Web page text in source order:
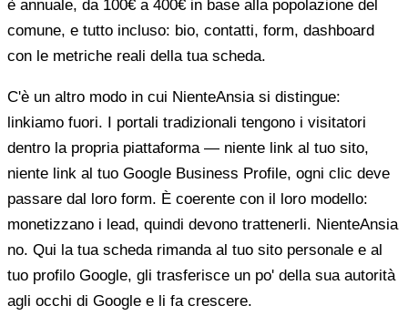
è annuale, da 100€ a 400€ in base alla popolazione del
comune, e tutto incluso: bio, contatti, form, dashboard
con le metriche reali della tua scheda.
C'è un altro modo in cui NienteAnsia si distingue:
linkiamo fuori. I portali tradizionali tengono i visitatori
dentro la propria piattaforma — niente link al tuo sito,
niente link al tuo Google Business Profile, ogni clic deve
passare dal loro form. È coerente con il loro modello:
monetizzano i lead, quindi devono trattenerli. NienteAnsia
no. Qui la tua scheda rimanda al tuo sito personale e al
tuo profilo Google, gli trasferisce un po' della sua autorità
agli occhi di Google e li fa crescere.